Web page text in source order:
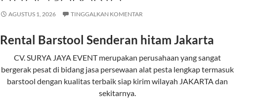
AGUSTUS 1, 2026 TINGGALKAN KOMENTAR
Rental Barstool Senderan hitam Jakarta
CV. SURYA JAYA EVENT merupakan perusahaan yang sangat
bergerak pesat di bidang jasa persewaan alat pesta lengkap termasuk
barstool dengan kualitas terbaik siap kirim wilayah JAKARTA dan
sekitarnya.